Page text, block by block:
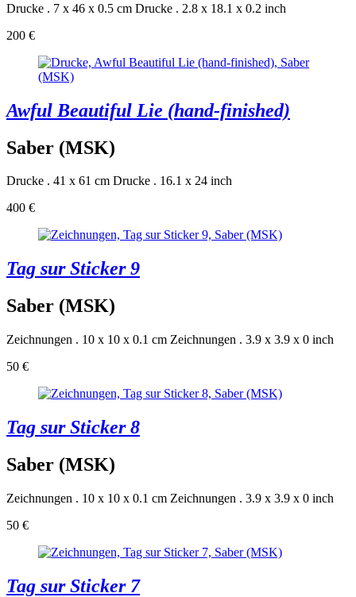
Drucke . 7 x 46 x 0.5 cm Drucke . 2.8 x 18.1 x 0.2 inch
200 €
Awful Beautiful Lie (hand-finished)
Saber (MSK)
Drucke . 41 x 61 cm Drucke . 16.1 x 24 inch
400 €
Tag sur Sticker 9
Saber (MSK)
Zeichnungen . 10 x 10 x 0.1 cm Zeichnungen . 3.9 x 3.9 x 0 inch
50 €
Tag sur Sticker 8
Saber (MSK)
Zeichnungen . 10 x 10 x 0.1 cm Zeichnungen . 3.9 x 3.9 x 0 inch
50 €
Tag sur Sticker 7